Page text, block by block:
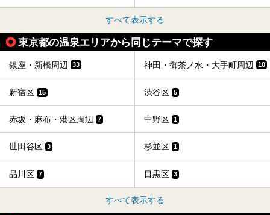
すべて表示する
東京都の温泉エリアから同じテーマで探す
銀座・新橋周辺 33 神田・御茶ノ水・大手町周辺 10
新宿区 15 渋谷区 5
赤坂・麻布・港区周辺 7 中野区 1
世田谷区 3 杉並区 1
品川区 7 目黒区 3
すべて表示する